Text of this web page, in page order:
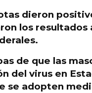
dieron
los
de que las
del virus en
se adopten